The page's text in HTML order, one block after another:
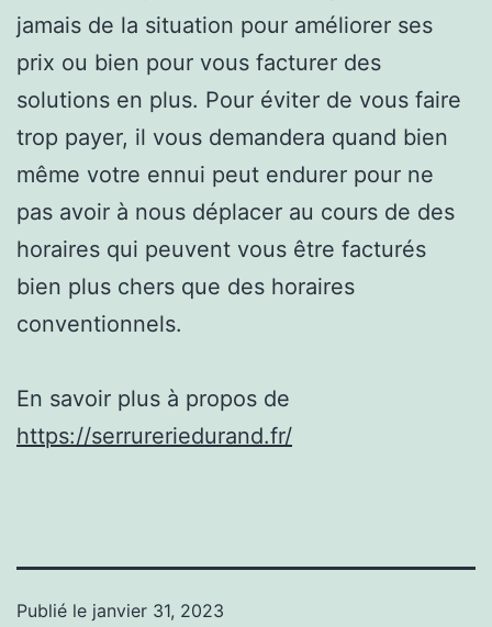
jamais de la situation pour améliorer ses
prix ou bien pour vous facturer des
solutions en plus. Pour éviter de vous faire
trop payer, il vous demandera quand bien
même votre ennui peut endurer pour ne
pas avoir à nous déplacer au cours de des
horaires qui peuvent vous être facturés
bien plus chers que des horaires
conventionnels.
En savoir plus à propos de
https://serrureriedurand.fr/
Publié le janvier 31, 2023